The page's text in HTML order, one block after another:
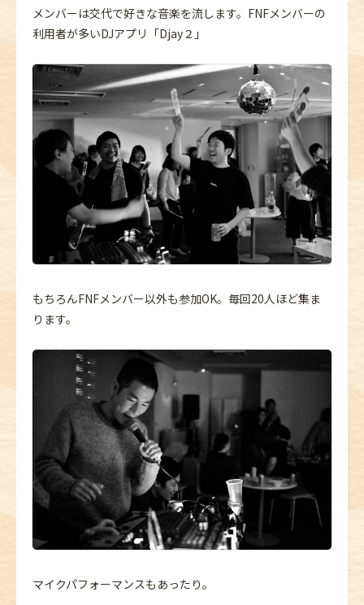
メンバーは交代で好きな音楽を流します。FNFメンバーの
利用者が多いDJアプリ「Djay２」
もちろんFNFメンバー以外も参加OK。毎回20人ほど集ま
ります。
マイクパフォーマンスもあったり。